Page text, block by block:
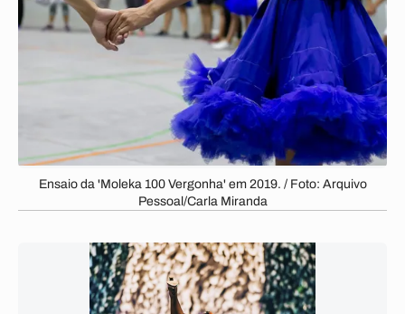
Ensaio da 'Moleka 100 Vergonha' em 2019. / Foto: Arquivo
Pessoal/Carla Miranda